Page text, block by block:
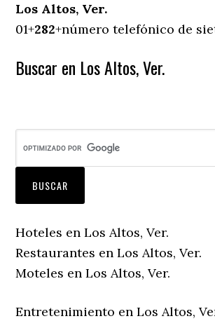
Los Altos, Ver.
01+282+número telefónico de
Buscar en Los Altos, Ver.
Hoteles en Los Altos, Ver.
Restaurantes en Los Altos, Ver.
Moteles en Los Altos, Ver.
Entretenimiento en Los Altos,